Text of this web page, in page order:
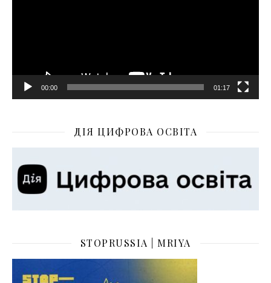
00:00 01:17
ДІЯ ЦИФРОВА ОСВІТА
STOPRUSSIA | MRIYA